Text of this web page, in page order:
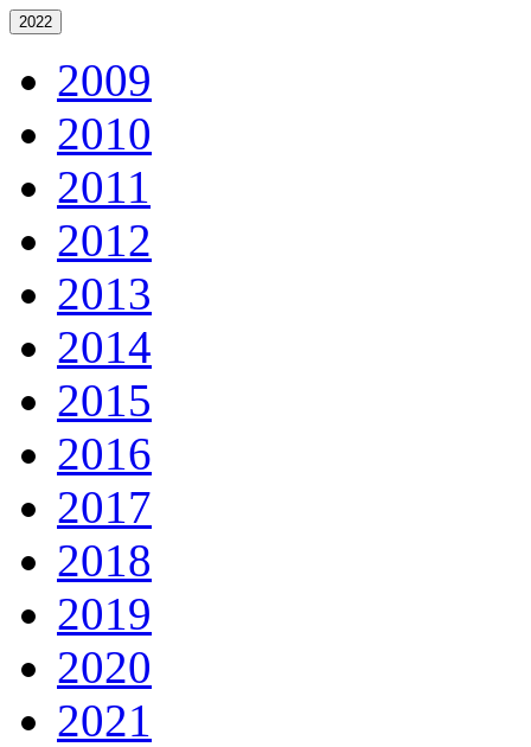
2022
2009
2010
2011
2012
2013
2014
2015
2016
2017
2018
2019
2020
2021